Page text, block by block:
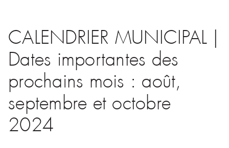
CALENDRIER MUNICIPAL |
Dates importantes des
prochains mois : août,
septembre et octobre
2024